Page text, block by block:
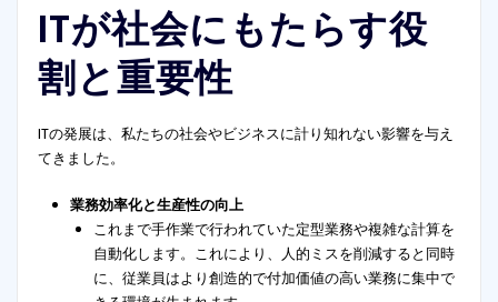
ITが社会にもたらす役
割と重要性
ITの発展は、私たちの社会やビジネスに計り知れない影響を与え
てきました。
業務効率化と生産性の向上
これまで手作業で行われていた定型業務や複雑な計算を
自動化します。これにより、人的ミスを削減すると同時
に、従業員はより創造的で付加価値の高い業務に集中で